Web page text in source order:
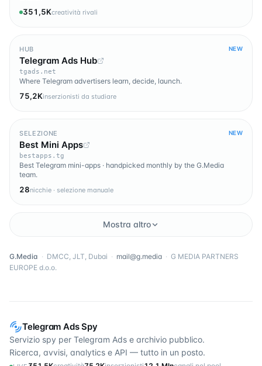
Telegram Ads Spy
Servizio spy per Telegram Ads e archivio pubblico.
Ricerca, avvisi, analytics e API — tutto in un posto.
351,5Kcreatività rivali
HUB NEW
Telegram Ads Hub
tgads.net
Where Telegram advertisers learn, decide, launch.
75,2Kinserzionisti da studiare
SELEZIONE NEW
Best Mini Apps
bestapps.tg
Best Telegram mini-apps · handpicked monthly by the G.Media
team.
28nicchie · selezione manuale
Mostra altro
G.Media · DMCC, JLT, Dubai · mail@g.media · G MEDIA PARTNERS
EUROPE d.o.o.